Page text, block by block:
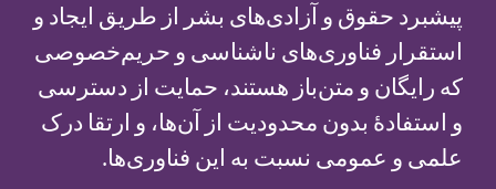
پیشبرد حقوق و آزادی‌های بشر از طریق ایجاد و
استقرار فناوری‌های ناشناسی و حریم‌خصوصی
که رایگان و متن‌باز هستند، حمایت از دسترسی
و استفادهٔ بدون محدودیت از آن‌ها، و ارتقا درک
علمی و عمومی نسبت به این فناوری‌ها.